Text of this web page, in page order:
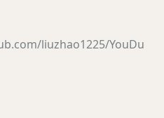
liuzhao1225/YouDu